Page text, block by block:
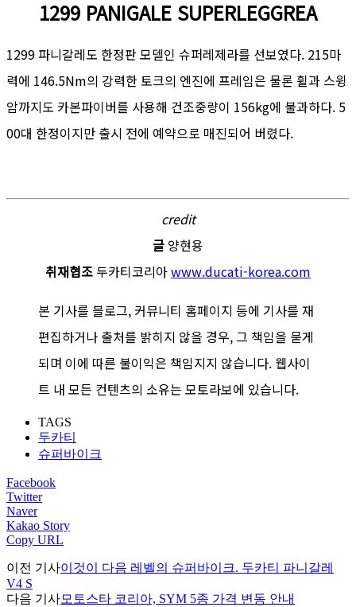
1299 PANIGALE SUPERLEGGREA
1299 파니갈레도 한정판 모델인 슈퍼레제라를 선보였다. 215마
력에 146.5Nm의 강력한 토크의 엔진에 프레임은 물론 휠과 스윙
암까지도 카본파이버를 사용해 건조중량이 156kg에 불과하다. 5
00대 한정이지만 출시 전에 예약으로 매진되어 버렸다.
credit
글 양현용
취재협조 두카티코리아www.ducati-korea.com
본 기사를 블로그, 커뮤니티 홈페이지 등에 기사를 재
편집하거나 출처를 밝히지 않을 경우, 그 책임을 묻게
되며 이에 따른 불이익은 책임지지 않습니다. 웹사이
트 내 모든 컨텐츠의 소유는 모토라보에 있습니다.
TAGS
두카티
슈퍼바이크
Facebook
Twitter
Naver
Kakao Story
Copy URL
이전 기사이것이 다음 레벨의 슈퍼바이크. 두카티 파니갈레
V4 S
다음 기사모토스타 코리아, SYM 5종 가격 변동 안내